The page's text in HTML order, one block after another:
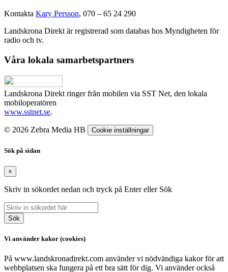
Kontakta Kary Persson, 070 – 65 24 290
Landskrona Direkt är registrerad som databas hos Myndigheten för
radio och tv.
Våra lokala samarbetspartners
Landskrona Direkt ringer från mobilen via SST Net, den lokala
mobiloperatören
www.sstnet.se.
© 2026 Zebra Media HB Cookie inställningar
Sök på sidan
×
Skriv in sökordet nedan och tryck på Enter eller Sök
Sök
Vi använder kakor (cookies)
På www.landskronadirekt.com använder vi nödvändiga kakor för att
webbplatsen ska fungera på ett bra sätt för dig. Vi använder också